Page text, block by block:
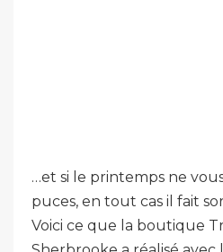
…et si le printemps ne
puces, en tout cas il fait
Voici ce que la boutique